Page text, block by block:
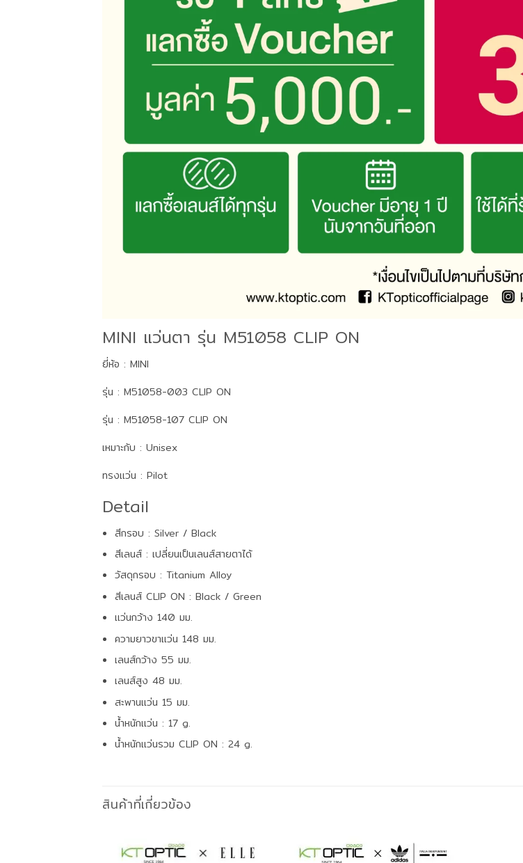
MINI แว่นตา รุ่น M51058 CLIP ON
ยี่ห้อ : MINI
รุ่น : M51058-003 CLIP ON
รุ่น : M51058-107 CLIP ON
เหมาะกับ : Unisex
ทรงแว่น : Pilot
Detail
สีกรอบ : Silver / Black
สีเลนส์ : เปลี่ยนเป็นเลนส์สายตาได้
วัสดุกรอบ : Titanium Alloy
สีเลนส์ CLIP ON : Black / Green
แว่นกว้าง 140 มม.
ความยาวขาแว่น 148 มม.
เลนส์กว้าง 55 มม.
เลนส์สูง 48 มม.
สะพานแว่น 15 มม.
น้ำหนักแว่น : 17 g.
น้ำหนักแว่นรวม CLIP ON : 24 g.
สินค้าที่เกี่ยวข้อง